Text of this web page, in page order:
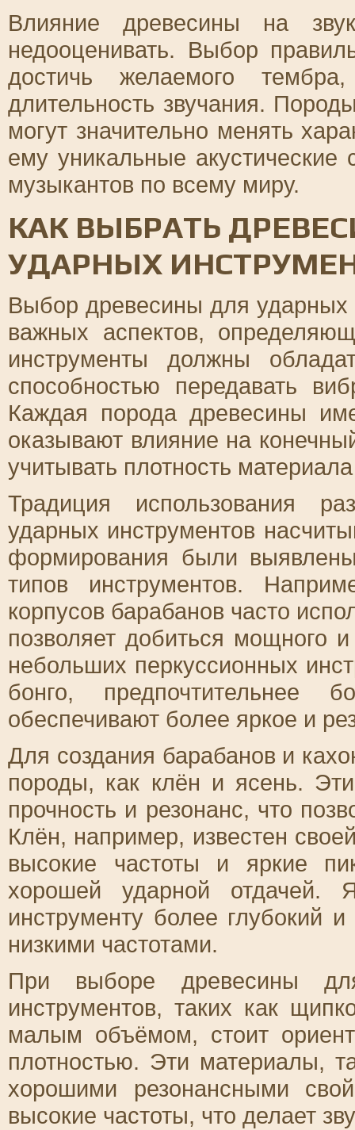
Влияние древесины на
недооценивать. Выбор
достичь желаемого
длительность звучания.
могут значительно менять
ему уникальные акустические
музыкантов по всему миру.
КАК ВЫБРАТЬ
УДАРНЫХ
Выбор древесины для ударных
важных аспектов,
инструменты должны
способностью передавать
Каждая порода древесины
оказывают влияние на
учитывать плотность
Традиция использования
ударных инструментов
формирования были
типов инструментов.
корпусов барабанов часто
позволяет добиться мощного
небольших перкуссионных
бонго, предпочтительнее
обеспечивают более яркое и
Для создания барабанов и
породы, как клён и ясень.
прочность и резонанс, что
Клён, например, известен
высокие частоты и яркие
хорошей ударной отдачей.
инструменту более глубокий
низкими частотами.
При выборе древесины
инструментов, таких как
малым объёмом, стоит
плотностью. Эти материалы,
хорошими резонансными
высокие частоты, что делает